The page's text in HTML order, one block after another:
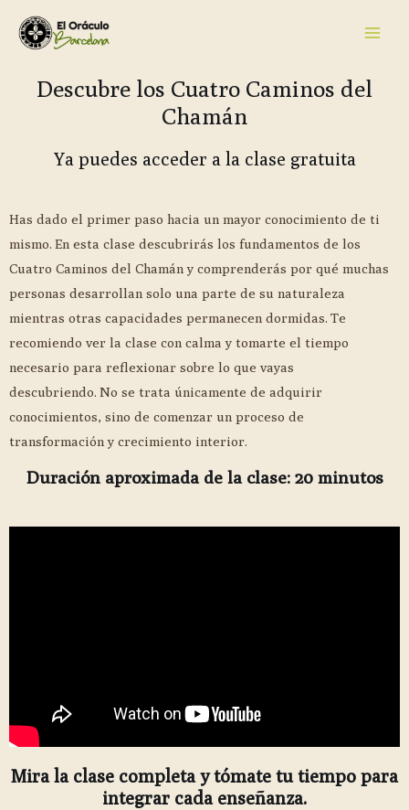
Descubre los Cuatro Caminos del
Chamán
Ya puedes acceder a la clase gratuita
Has dado el primer paso hacia un mayor conocimiento de ti
mismo. En esta clase descubrirás los fundamentos de los
Cuatro Caminos del Chamán y comprenderás por qué muchas
personas desarrollan solo una parte de su naturaleza
mientras otras capacidades permanecen dormidas. Te
recomiendo ver la clase con calma y tomarte el tiempo
necesario para reflexionar sobre lo que vayas
descubriendo. No se trata únicamente de adquirir
conocimientos, sino de comenzar un proceso de
transformación y crecimiento interior.
Duración aproximada de la clase: 20 minutos
Mira la clase completa y tómate tu tiempo para
integrar cada enseñanza.